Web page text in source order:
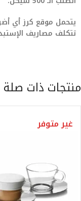
يتحمل موقع كرز أي
تتكلف مصاريف
منتجات ذات صلة
غير متوفر